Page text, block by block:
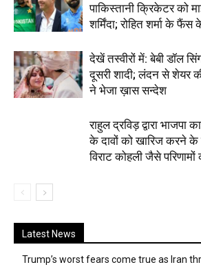
पाकिस्तानी क्रिकेटर को
शर्मिंदा; रोहित शर्मा के फैंस
देखें तस्वीरों में: बेबी डॉल
दूसरी शादी; लंदन से शेयर
ने भेजा ख़ास सन्देश
राहुल द्रविड़ द्वारा भाजपा
के दावों को खारिज करने के
विराट कोहली जैसे परिणामों
Latest News
Trump’s worst fears come true as Iran